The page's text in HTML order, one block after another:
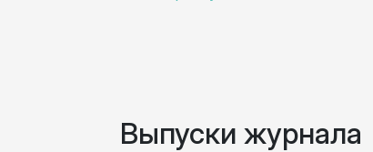
Выпуски журнала